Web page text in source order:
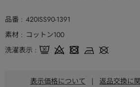
品番
420ISS90-1391
素材
コットン100
洗濯表示
表示価格について | 返品交換に